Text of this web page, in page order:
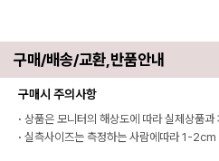
구매/배송/교환,반품안내
구매시 주의사항
· 상품은 모니터의 해상도에 따라 실제상품과
· 실측사이즈는 측정하는 사람에따라 1-2cm